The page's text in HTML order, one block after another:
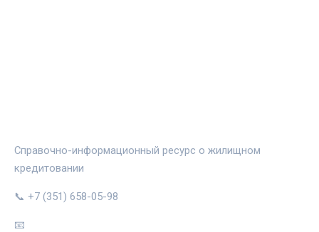
Справочно-информационный ресурс о жилищном
кредитовании
📞 +7 (351) 658-05-98
📧